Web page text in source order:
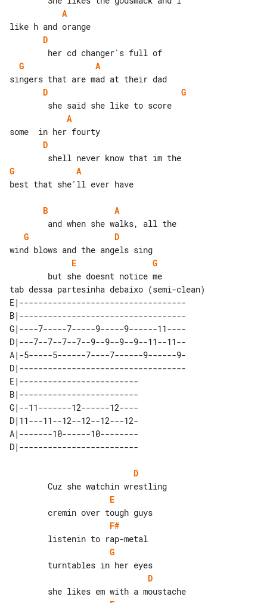
A
D
G
A
D
G
A
D
G
A
best that she'll ever have
B
A
G
D
E
G
tab dessa partesinha debaixo (semi-clean)
E|-----------------------------------
B|-----------------------------------
G|----7-----7-----9-----9------11----
D|---7--7--7--7--9--9--9--9--11--11--
A|-5-----5------7----7------9------9-
D|-----------------------------------
E|-------------------------
B|-------------------------
G|--11-------12------12----
D|11---11--12--12--12---12-
A|-------10------10--------
D
E
F#
G
D